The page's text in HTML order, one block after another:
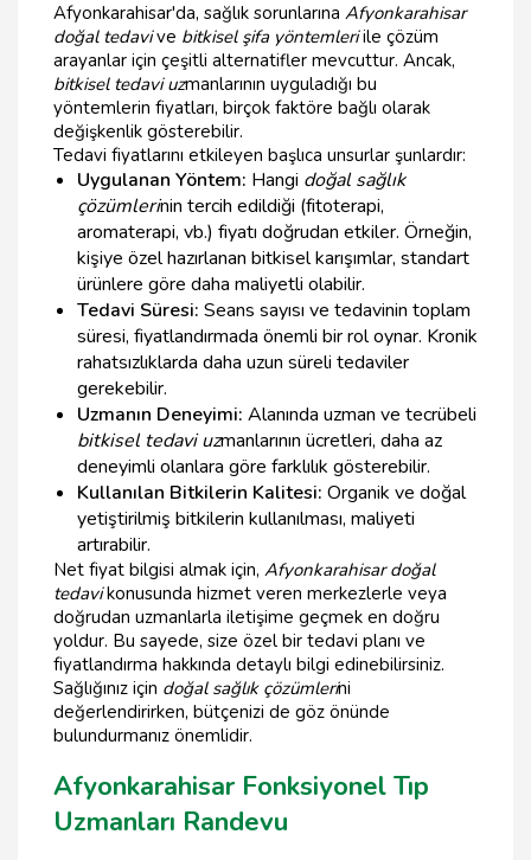
Afyonkarahisar'da, sağlık sorunlarına Afyonkarahisar
doğal tedavive bitkisel şifa yöntemleriile çözüm
arayanlar için çeşitli alternatifler mevcuttur. Ancak,
bitkisel tedavi uzmanlarının uyguladığı bu
yöntemlerin fiyatları, birçok faktöre bağlı olarak
değişkenlik gösterebilir.
Tedavi fiyatlarını etkileyen başlıca unsurlar şunlardır:
Uygulanan Yöntem: Hangi doğal sağlık
çözümlerinin tercih edildiği (fitoterapi,
aromaterapi, vb.) fiyatı doğrudan etkiler. Örneğin,
kişiye özel hazırlanan bitkisel karışımlar, standart
ürünlere göre daha maliyetli olabilir.
Tedavi Süresi: Seans sayısı ve tedavinin toplam
süresi, fiyatlandırmada önemli bir rol oynar. Kronik
rahatsızlıklarda daha uzun süreli tedaviler
gerekebilir.
Uzmanın Deneyimi: Alanında uzman ve tecrübeli
bitkisel tedavi uzmanlarının ücretleri, daha az
deneyimli olanlara göre farklılık gösterebilir.
Kullanılan Bitkilerin Kalitesi: Organik ve doğal
yetiştirilmiş bitkilerin kullanılması, maliyeti
artırabilir.
Net fiyat bilgisi almak için, Afyonkarahisar doğal
tedavikonusunda hizmet veren merkezlerle veya
doğrudan uzmanlarla iletişime geçmek en doğru
yoldur. Bu sayede, size özel bir tedavi planı ve
fiyatlandırma hakkında detaylı bilgi edinebilirsiniz.
Sağlığınız için doğal sağlık çözümlerini
değerlendirirken, bütçenizi de göz önünde
bulundurmanız önemlidir.
Afyonkarahisar Fonksiyonel Tıp
Uzmanları Randevu